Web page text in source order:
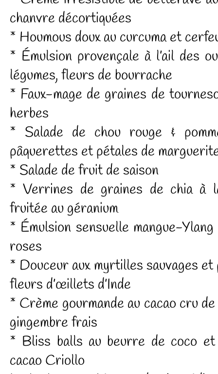
chanvre décortiquées
* Houmous doux au curcuma et
* Émulsion provençale à l’ail des
légumes, fleurs de bourrache
* Faux-mage de graines de
herbes
* Salade de chou rouge &
pâquerettes et pétales de
* Salade de fruit de saison
* Verrines de graines de chia à
fruitée au géranium
* Émulsion sensuelle mangue-
roses
* Douceur aux myrtilles sauvages
fleurs d’œillets d’Inde
* Crème gourmande au cacao cru
gingembre frais
* Bliss balls au beurre de coco
cacao Criollo